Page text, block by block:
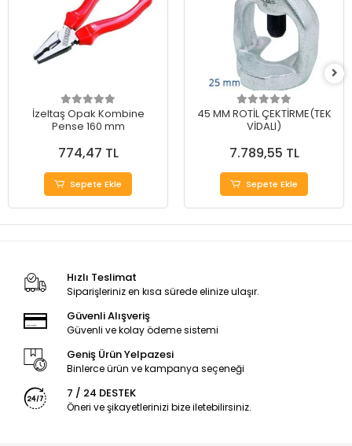
İzeltaş Opak Kombine
Pense 160 mm
774,47 TL
Sepete Ekle
45 MM ROTİL ÇEKTİRME(TEK
VİDALI)
7.789,55 TL
Sepete Ekle
Hızlı Teslimat
Siparişleriniz en kısa sürede elinize ulaşır.
Güvenli Alışveriş
Güvenli ve kolay ödeme sistemi
Geniş Ürün Yelpazesi
Binlerce ürün ve kampanya seçeneği
7 / 24 DESTEK
Öneri ve şikayetlerinizi bize iletebilirsiniz.